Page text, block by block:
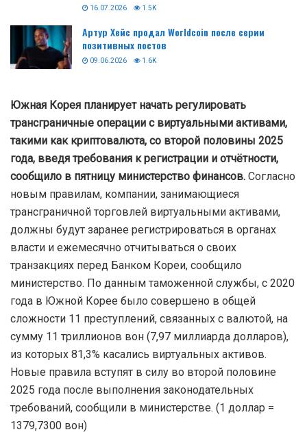
16.07.2026 1.5K
Артур Хейс продал Worldcoin после серии
позитивных постов
09.06.2026 1.6K
Южная Корея планирует начать регулировать
трансграничные операции с виртуальными активами,
такими как криптовалюта, со второй половины 2025
года, введя требования к регистрации и отчётности,
сообщило в пятницу министерство финансов. Согласно
новым правилам, компании, занимающиеся
трансграничной торговлей виртуальными активами,
должны будут заранее регистрироваться в органах
власти и ежемесячно отчитываться о своих
транзакциях перед Банком Кореи, сообщило
министерство. По данным таможенной службы, с 2020
года в Южной Корее было совершено в общей
сложности 11 преступлений, связанных с валютой, на
сумму 11 триллионов вон (7,97 миллиарда долларов),
из которых 81,3% касались виртуальных активов.
Новые правила вступят в силу во второй половине
2025 года после выполнения законодательных
требований, сообщили в министерстве. (1 доллар =
1379,7300 вон)